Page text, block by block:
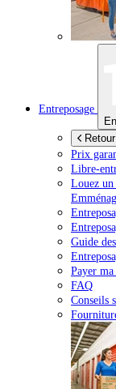
Entreposage
Prix
Libre-
Louez un
Guide
Payer
FAQ
Conseils